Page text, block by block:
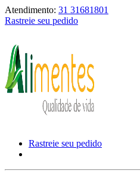
Atendimento: 31 31681801
Rastreie seu pedido
Rastreie seu pedido